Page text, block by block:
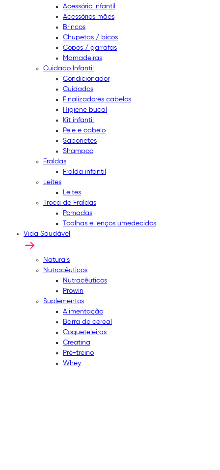
Acessório infantil
Acessórios mães
Brincos
Chupetas / bicos
Copos / garrafas
Mamadeiras
Cuidado Infantil
Condicionador
Cuidados
Finalizadores cabelos
Higiene bucal
Kit infantil
Pele e cabelo
Sabonetes
Shampoo
Fraldas
Fralda infantil
Leites
Leites
Troca de Fraldas
Pomadas
Toalhas e lenços umedecidos
Vida Saudável
Naturais
Nutracêuticos
Nutracêuticos
Prowin
Suplementos
Alimentação
Barra de cereal
Coqueteleiras
Creatina
Pré-treino
Whey